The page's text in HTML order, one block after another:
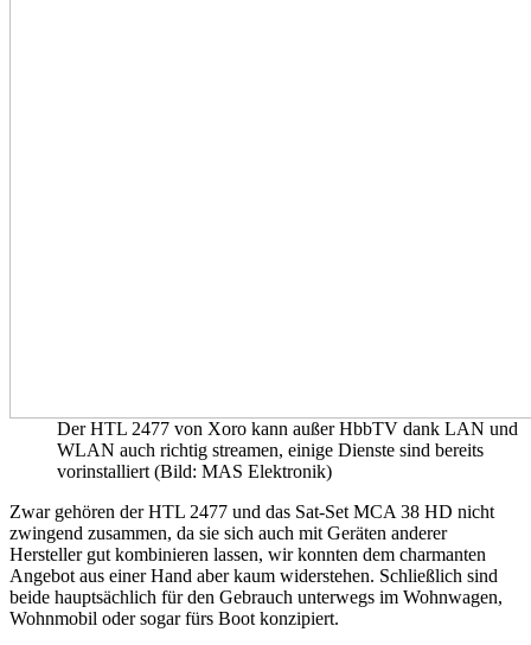
Der HTL 2477 von Xoro kann außer HbbTV dank LAN und
WLAN auch richtig streamen, einige Dienste sind bereits
vorinstalliert (Bild: MAS Elektronik)
Zwar gehören der HTL 2477 und das Sat-Set MCA 38 HD nicht
zwingend zusammen, da sie sich auch mit Geräten anderer
Hersteller gut kombinieren lassen, wir konnten dem charmanten
Angebot aus einer Hand aber kaum widerstehen. Schließlich sind
beide hauptsächlich für den Gebrauch unterwegs im Wohnwagen,
Wohnmobil oder sogar fürs Boot konzipiert.